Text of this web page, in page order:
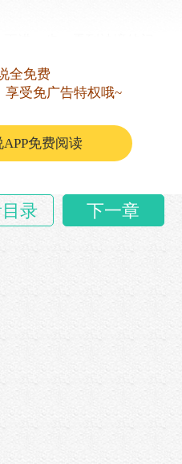
全免费
享受免广告特权哦~
免费阅读
录 下一章